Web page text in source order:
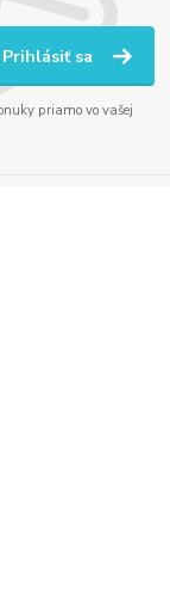
Prihlásiť sa
priamo vo vašej